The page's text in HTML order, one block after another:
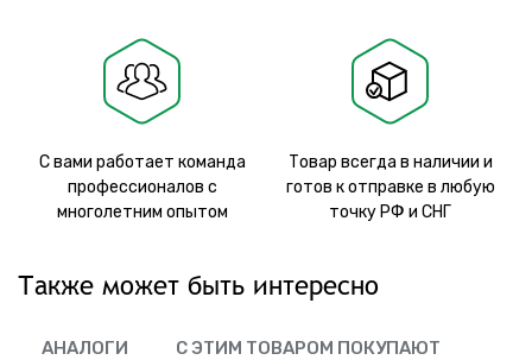
С вами работает команда
профессионалов с
многолетним опытом
Товар всегда в наличии и
готов к отправке в любую
точку РФ и СНГ
Также может быть интересно
АНАЛОГИ С ЭТИМ ТОВАРОМ ПОКУПАЮТ